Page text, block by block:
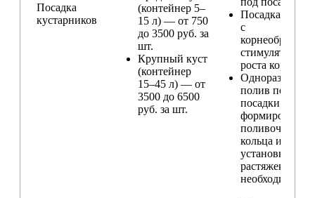
Посадка
кустарников
(контейнер 5–
15 л) — от 750
до 3500 руб. за
шт.
Крупный куст
(контейнер
15–45 л) — от
3500 до 6500
руб. за шт.
Посадка
с
стимулятором
роста корней
Одноразовый
полив после
посадки,
формирование
поливочного
кольца и
установка
растяжек (при